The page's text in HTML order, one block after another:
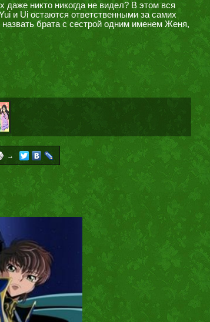
даже никто никогда не видел? В этом вся
и Ui остаются ответственными за самих
брата с сестрой одним именем Женя,
→